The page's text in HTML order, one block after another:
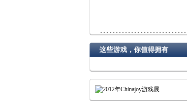
这些游戏，你值得拥有